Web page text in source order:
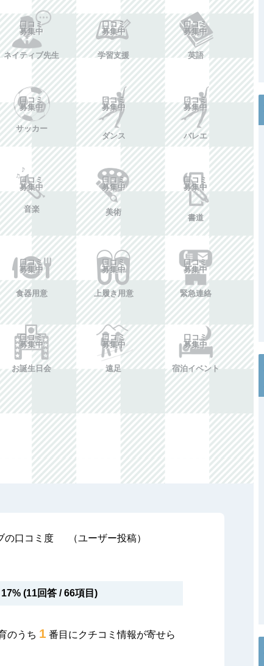
口コミ
募集中
ネイティブ先生
口コミ
募集中
学習支援
口コミ
募集中
英語
口コミ
募集中
サッカー
口コミ
募集中
ダンス
口コミ
募集中
バレエ
口コミ
募集中
音楽
口コミ
募集中
美術
口コミ
募集中
書道
口コミ
募集中
食器用意
口コミ
募集中
上履き用意
口コミ
募集中
緊急連絡
口コミ
募集中
お誕生日会
口コミ
募集中
遠足
口コミ
募集中
宿泊イベント
の口コミ度 （ユーザー投稿）
(11回答 / 66項目)
のうち 1 番目にクチコミ情報が寄せら